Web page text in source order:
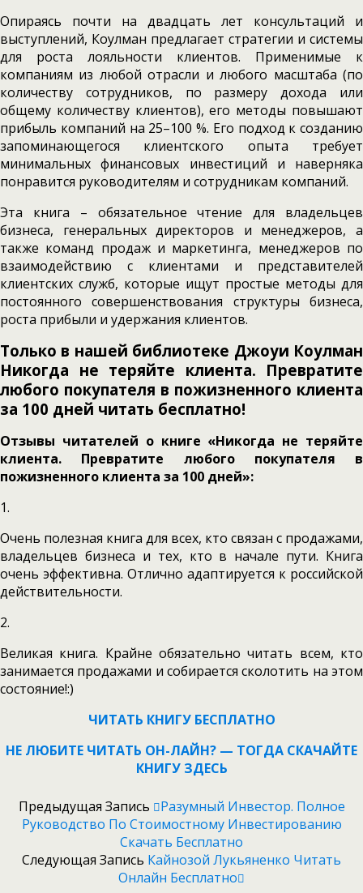
Опираясь почти на двадцать лет консультаций и
выступлений, Коулман предлагает стратегии и системы
для роста лояльности клиентов. Применимые к
компаниям из любой отрасли и любого масштаба (по
количеству сотрудников, по размеру дохода или
общему количеству клиентов), его методы повышают
прибыль компаний на 25–100 %. Его подход к созданию
запоминающегося клиентского опыта требует
минимальных финансовых инвестиций и наверняка
понравится руководителям и сотрудникам компаний.
Эта книга – обязательное чтение для владельцев
бизнеса, генеральных директоров и менеджеров, а
также команд продаж и маркетинга, менеджеров по
взаимодействию с клиентами и представителей
клиентских служб, которые ищут простые методы для
постоянного совершенствования структуры бизнеса,
роста прибыли и удержания клиентов.
Только в нашей библиотеке Джоуи Коулман
Никогда не теряйте клиента. Превратите
любого покупателя в пожизненного клиента
за 100 дней читать бесплатно!
Отзывы читателей о книге «Никогда не теряйте
клиента. Превратите любого покупателя в
пожизненного клиента за 100 дней»:
1.
Очень полезная книга для всех, кто связан с продажами,
владельцев бизнеса и тех, кто в начале пути. Книга
очень эффективна. Отлично адаптируется к российской
действительности.
2.
Великая книга. Крайне обязательно читать всем, кто
занимается продажами и собирается сколотить на этом
состояние!:)
ЧИТАТЬ КНИГУ БЕСПЛАТНО
НЕ ЛЮБИТЕ ЧИТАТЬ ОН-ЛАЙН? — ТОГДА СКАЧАЙТЕ
КНИГУ ЗДЕСЬ
Предыдущая Запись
Разумный Инвестор. Полное
Руководство По Стоимостному Инвестированию
Скачать Бесплатно
Следующая Запись Кайнозой Лукьяненко Читать
Онлайн Бесплатно